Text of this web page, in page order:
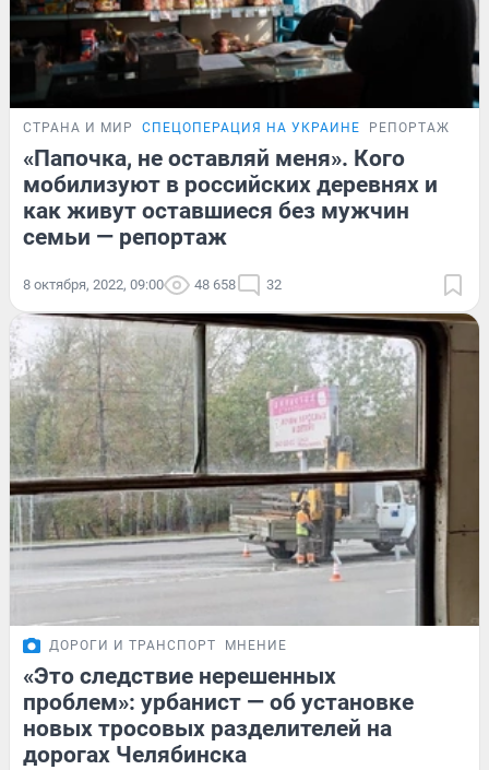
СТРАНА И МИР СПЕЦОПЕРАЦИЯ НА УКРАИНЕ РЕПОРТАЖ
«Папочка, не оставляй меня». Кого
мобилизуют в российских деревнях и
как живут оставшиеся без мужчин
семьи — репортаж
8 октября, 2022, 09:00 48 658 32
ДОРОГИ И ТРАНСПОРТ МНЕНИЕ
«Это следствие нерешенных
проблем»: урбанист — об установке
новых тросовых разделителей на
дорогах Челябинска